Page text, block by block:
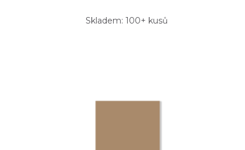
Skladem: 100+ kusů